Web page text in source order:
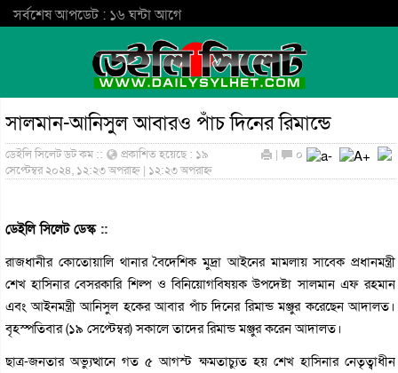
সর্বশেষ আপডেট : ১৬ ঘন্টা আগে
সালমান-আনিসুল আবারও পাঁচ দিনের রিমান্ডে
ডেইলি সিলেট ডট কম ::
প্রকাশিত হয়েছে : ১৯
সেপ্টেম্বর ২০২৪, ১২:২৩ অপরাহ্ন | ১২:২৩ অপরাহ্ন
| ০
ডেইলি সিলেট ডেস্ক ::
রাজধানীর কোতোয়ালি থানার বৈদেশিক মুদ্রা আইনের মামলায় সাবেক প্রধানমন্ত্রী
শেখ হাসিনার বেসরকারি শিল্প ও বিনিয়োগবিষয়ক উপদেষ্টা সালমান এফ রহমান
এবং আইনমন্ত্রী আনিসুল হকের আবার পাঁচ দিনের রিমান্ড মঞ্জুর করেছেন আদালত।
বৃহস্পতিবার (১৯ সেপ্টেম্বর) সকালে তাদের রিমান্ড মঞ্জুর করেন আদালত।
ছাত্র-জনতার অভ্যুত্থানে গত ৫ আগস্ট ক্ষমতাচ্যুত হয় শেখ হাসিনার নেতৃত্বাধীন